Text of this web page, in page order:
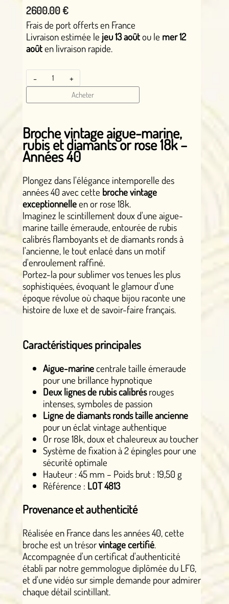
2600.00 €
Frais de port offerts en France
Livraison estimée le jeu 13 aoûtou le mer 12
aoûten livraison rapide.
- +
Acheter
Broche vintage aigue-marine,
rubis et diamants or rose 18k –
Années 40
Plongez dans l'élégance intemporelle des
années 40 avec cette broche vintage
exceptionnelleen or rose 18k.
Imaginez le scintillement doux d'une aigue-
marine taille émeraude, entourée de rubis
calibrés flamboyants et de diamants ronds à
l'ancienne, le tout enlacé dans un motif
d'enroulement raffiné.
Portez-la pour sublimer vos tenues les plus
sophistiquées, évoquant le glamour d'une
époque révolue où chaque bijou raconte une
histoire de luxe et de savoir-faire français.
Caractéristiques principales
Aigue-marinecentrale taille émeraude
pour une brillance hypnotique
Deux lignes de rubis calibrésrouges
intenses, symboles de passion
Ligne de diamants ronds taille ancienne
pour un éclat vintage authentique
Or rose 18k, doux et chaleureux au toucher
Système de fixation à 2 épingles pour une
sécurité optimale
Hauteur : 45 mm – Poids brut : 19,50 g
Référence : LOT 4813
Provenance et authenticité
Réalisée en France dans les années 40, cette
broche est un trésorvintage certifié.
Accompagnée d'un certificat d'authenticité
établi par notre gemmologue diplômée du LFG,
et d'une vidéo sur simple demande pour admirer
chaque détail scintillant.